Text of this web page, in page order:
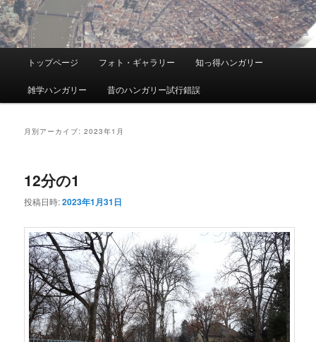
メ
メ
イ
ン
ン
ツ
へ
移
サ
ブ
テ
ツ
へ
移
動
トップページ フォト・ギャラリー 知っ得ハンガリー
雑学ハンガリー 昔のハンガリー試行錯誤
月別アーカイブ:2023年1月
12分の1
投稿日時:2023年1月31日